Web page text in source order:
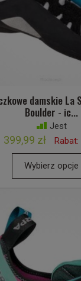
damskie
Boulder - ic...
Jest
399,99 zł Rabat:
Wybierz opcje